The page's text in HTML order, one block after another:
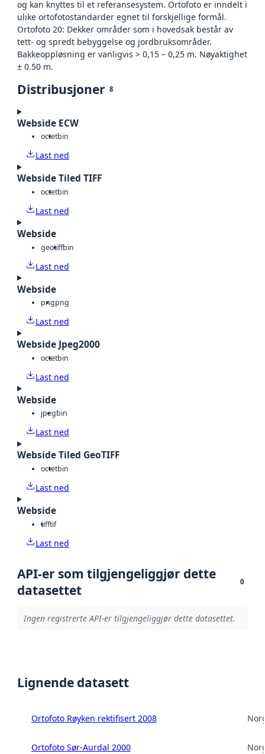
og kan knyttes til et referansesystem. Ortofoto er inndelt i
ulike ortofotostandarder egnet til forskjellige formål.
Ortofoto 20: Dekker områder som i hovedsak består av
tett- og spredt bebyggelse og jordbruksområder.
Bakkeoppløsning er vanligvis > 0,15 – 0,25 m. Nøyaktighet
± 0.50 m.
Distribusjoner 8
Webside ECW
octetbin
Last ned
Webside Tiled TIFF
octetbin
Last ned
Webside
geotiffbin
Last ned
Webside
pngpng
Last ned
Webside Jpeg2000
octetbin
Last ned
Webside
jpegbin
Last ned
Webside Tiled GeoTIFF
octetbin
Last ned
Webside
tifftif
Last ned
API-er som tilgjengeliggjør dette
datasettet
0
Ingen registrerte API-er tilgjengeliggjør dette datasettet.
Lignende datasett
Ortofoto Røyken rektifisert 2008
Ortofoto Sør-Aurdal 2000